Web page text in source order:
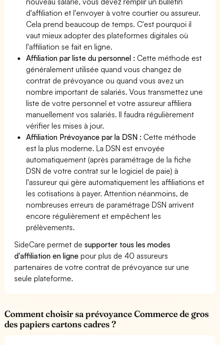
d'affiliation et l'envoyer à votre courtier ou assureur.
Cela prend beaucoup de temps. C'est pourquoi il
vaut mieux adopter des plateformes digitales où
l'affiliation se fait en ligne.
Affiliation par liste du personnel : Cette méthode est
généralement utilisée quand vous changez de
contrat de prévoyance ou quand vous avez un
nombre important de salariés. Vous transmettez une
liste de votre personnel et votre assureur affiliera
manuellement vos salariés. Il faudra régulièrement
vérifier les mises à jour.
Affiliation Prévoyance par la DSN : Cette méthode
est la plus moderne. La DSN est envoyée
automatiquement (après paramétrage de la fiche
DSN de votre contrat sur le logiciel de paie) à
l'assureur qui gère automatiquement les affiliations et
les cotisations à payer. Attention néanmoins, de
nombreuses erreurs de paramétrage DSN arrivent
encore régulièrement et empêchent les
prélèvements.
SideCare permet desupporter tous les modes
d'affiliation en ligne pour plus de 40 assureurs
partenaires de votre contrat de prévoyance sur une
seule plateforme.
Comment choisir sa prévoyance Commerce de gros
des papiers cartons cadres ?